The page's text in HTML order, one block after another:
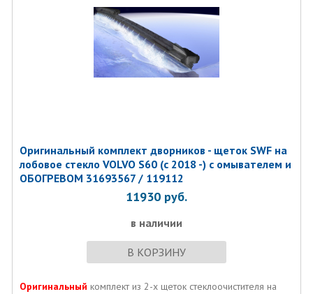
Оригинальный комплект дворников - щеток SWF на
лобовое стекло VOLVO S60 (с 2018 -) с омывателем и
ОБОГРЕВОМ 31693567 / 119112
11930 руб.
в наличии
В КОРЗИНУ
Оригинальный комплект из 2-х щеток стеклоочистителя на